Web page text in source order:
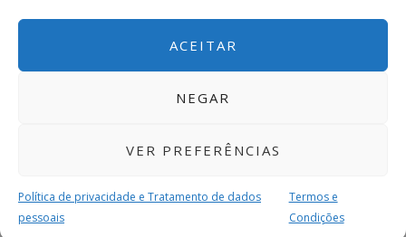
ACEITAR
NEGAR
VER PREFERÊNCIAS
Política de privacidade e Tratamento de dados
pessoais
Termos e
Condições